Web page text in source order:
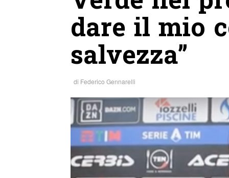
dare il mio
salvezza”
di Federico Gennarelli